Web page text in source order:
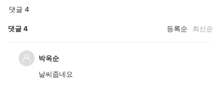
댓글 4
댓글4 등록순 최신순
박옥순
날씨줍네요